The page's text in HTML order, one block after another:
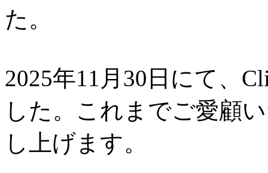
た。
2025年11月30日にて、
した。これまでご愛顧
し上げます。